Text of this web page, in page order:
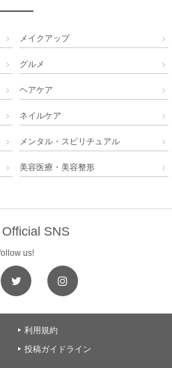
 メイクアップ 
 グルメ 
 ヘアケア 
 ネイルケア 
 メンタル・スピリチュアル 
 美容医療・美容整形 
SNS
us!
 利用規約
 投稿ガイドライン